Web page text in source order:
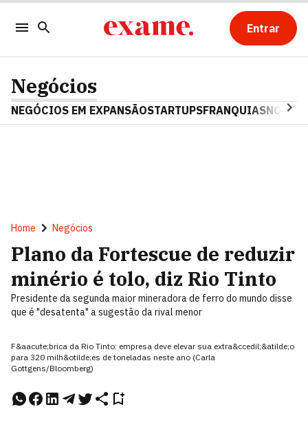
Entrar
Negócios
NEGÓCIOS EM EXPANSÃOSTARTUPSFRANQUIAS
Home Negócios
Plano da Fortescue de reduzir
minério é tolo, diz Rio Tinto
Presidente da segunda maior mineradora de ferro do mundo disse
que é "desatenta" a sugestão da rival menor
F&aacute;brica da Rio Tinto: empresa deve elevar sua extra&ccedil;&atilde;o
para 320 milh&otilde;es de toneladas neste ano (Carla
Gottgens/Bloomberg)